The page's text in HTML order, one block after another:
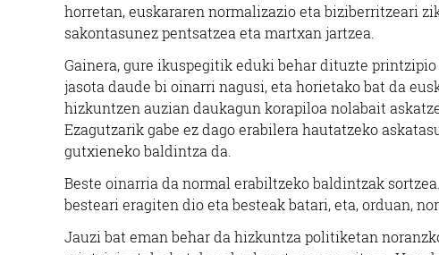
horretan, euskararen normalizazio eta biziberritzeari
sakontasunez pentsatzea eta martxan jartzea.
Gainera, gure ikuspegitik eduki behar dituzte
jasota daude bi oinarri nagusi, eta horietako bat da
hizkuntzen auzian daukagun korapiloa nolabait
Ezagutzarik gabe ez dago erabilera hautatzeko
gutxieneko baldintza da.
Beste oinarria da normal erabiltzeko baldintzak
besteari eragiten dio eta besteak batari, eta, orduan,
Jauzi bat eman behar da hizkuntza politiketan